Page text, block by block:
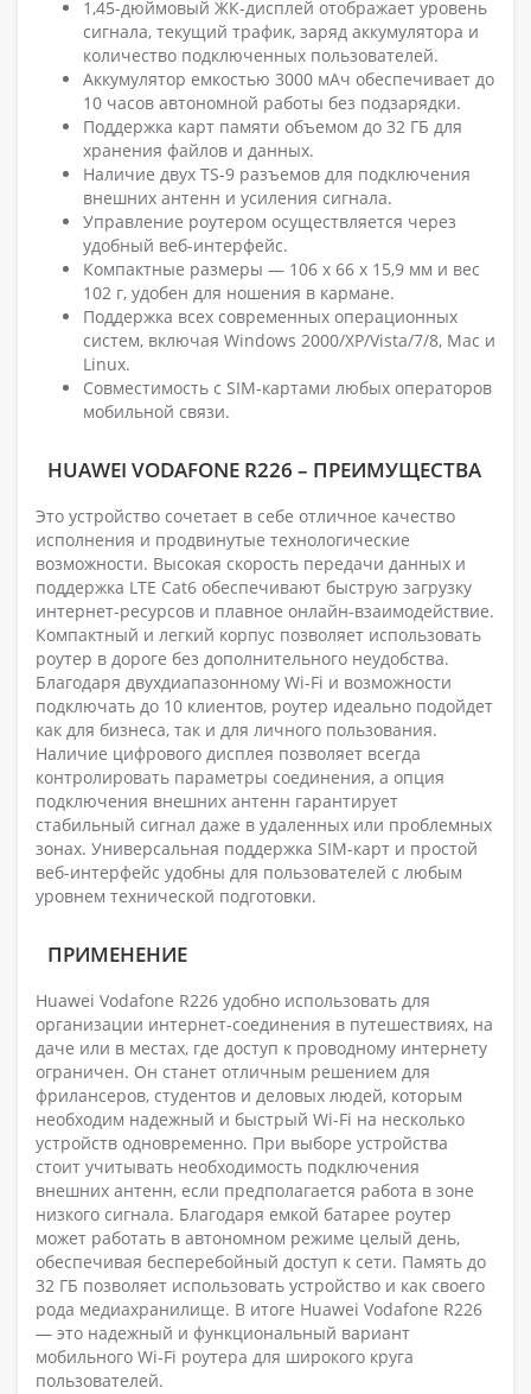
1,45-дюймовый ЖК-дисплей отображает уровень
сигнала, текущий трафик, заряд аккумулятора и
количество подключенных пользователей.
Аккумулятор емкостью 3000 мАч обеспечивает до
10 часов автономной работы без подзарядки.
Поддержка карт памяти объемом до 32 ГБ для
хранения файлов и данных.
Наличие двух TS-9 разъемов для подключения
внешних антенн и усиления сигнала.
Управление роутером осуществляется через
удобный веб-интерфейс.
Компактные размеры — 106 х 66 х 15,9 мм и вес
102 г, удобен для ношения в кармане.
Поддержка всех современных операционных
систем, включая Windows 2000/XP/Vista/7/8, Mac и
Linux.
Совместимость с SIM-картами любых операторов
мобильной связи.
HUAWEI VODAFONE R226 – ПРЕИМУЩЕСТВА
Это устройство сочетает в себе отличное качество
исполнения и продвинутые технологические
возможности. Высокая скорость передачи данных и
поддержка LTE Cat6 обеспечивают быструю загрузку
интернет-ресурсов и плавное онлайн-взаимодействие.
Компактный и легкий корпус позволяет использовать
роутер в дороге без дополнительного неудобства.
Благодаря двухдиапазонному Wi-Fi и возможности
подключать до 10 клиентов, роутер идеально подойдет
как для бизнеса, так и для личного пользования.
Наличие цифрового дисплея позволяет всегда
контролировать параметры соединения, а опция
подключения внешних антенн гарантирует
стабильный сигнал даже в удаленных или проблемных
зонах. Универсальная поддержка SIM-карт и простой
веб-интерфейс удобны для пользователей с любым
уровнем технической подготовки.
ПРИМЕНЕНИЕ
Huawei Vodafone R226 удобно использовать для
организации интернет-соединения в путешествиях, на
даче или в местах, где доступ к проводному интернету
ограничен. Он станет отличным решением для
фрилансеров, студентов и деловых людей, которым
необходим надежный и быстрый Wi-Fi на несколько
устройств одновременно. При выборе устройства
стоит учитывать необходимость подключения
внешних антенн, если предполагается работа в зоне
низкого сигнала. Благодаря емкой батарее роутер
может работать в автономном режиме целый день,
обеспечивая бесперебойный доступ к сети. Память до
32 ГБ позволяет использовать устройство и как своего
рода медиахранилище. В итоге Huawei Vodafone R226
— это надежный и функциональный вариант
мобильного Wi-Fi роутера для широкого круга
пользователей.